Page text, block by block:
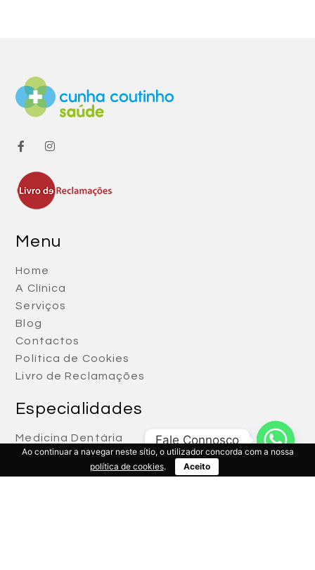
Menu
Home
A Clínica
Serviços
Blog
Contactos
Política de Cookies
Livro de Reclamações
Especialidades
Medicina Dentária
Medicina Geral
Análises e Exames
Ao continuar a navegar neste sítio, o utilizador concorda com a nossa
política de cookies. Aceito
Fale Connosco